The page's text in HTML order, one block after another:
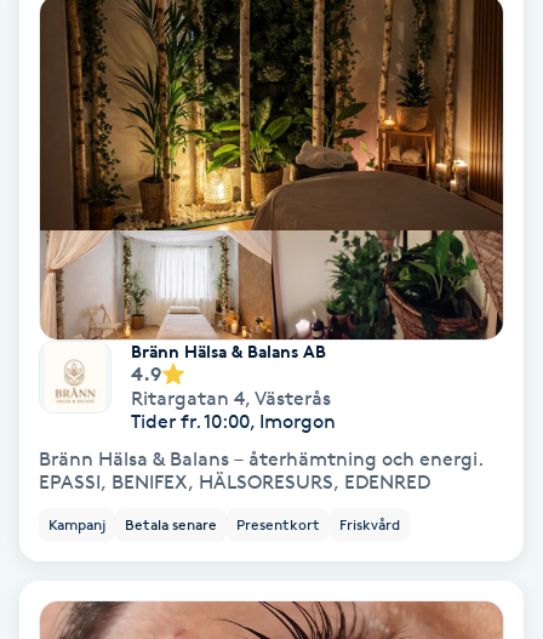
Läpptatuering
Makeup
Manikyr & Pedikyr
Massage
Medial vägledning
Bränn Hälsa & Balans AB
4.9
Ritargatan 4, Västerås
Tider fr. 10:00, Imorgon
Bränn Hälsa & Balans – återhämtning och energi.
EPASSI, BENIFEX, HÄLSORESURS, EDENRED
Kampanj Betala senare Presentkort Friskvård